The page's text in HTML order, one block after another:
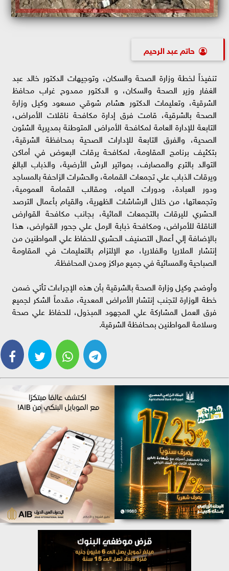
حاتم عبد الرحيم
تنفيذاً لخطة وزارة الصحة والسكان، وتوجيهات الدكتور خالد عبد
الغفار وزير الصحة والسكان، و الدكتور ممدوح غراب محافظ
الشرقية، وتعليمات الدكتور هشام شوقي مسعود وكيل وزارة
الصحة بالشرقية، قامت فرق إدارة مكافحة ناقلات الأمراض،
التابعة للإدارة العامة لمكافحة الأمراض المتوطنة بمديرية الشئون
الصحية، والفرق التابعة للإدارات الصحية بمحافظة الشرقية،
بتكثيف برنامج المقاومة، لمكافحة يرقات البعوض في أماكن
التوالد بالترع والمصارف، بمواتير الرش الأرضية، والذباب البالغ
ويرقات الذباب علي تجمعات القمامة، والحشرات الزاحفة بالمساجد
ودور العبادة، ودورات المياه، ومقالب القمامة العمومية،
وتجمعاتها، من خلال الرشاشات الظهرية، والقيام بأعمال الترصد
الحشري لليرقات بالتجمعات المائية، بجانب مكافحة القوارض
الناقلة للأمراض، ومكافحة ذبابة الرمل علي جحور القوارض، هذا
بالإضافة إلي أعمال التصنيف الحشري للحفاظ علي المواطنين من
إنتشار الملاريا والفلاريا، مع الإلتزام بالتعليمات في المقاومة
الصباحية والمسائية في جميع مراكز ومدن المحافظة.
وأوضح وكيل وزارة الصحة بالشرقية بأن هذه الإجراءات تأتي ضمن
خطة الوزارة لتجنب إنتشار الأمراض المعدية، مقدماً الشكر لجميع
فرق العمل المشاركة علي المجهود المبذول، للحفاظ علي صحة
وسلامة المواطنين بمحافظة الشرقية.